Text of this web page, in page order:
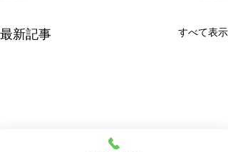
最新記事 すべて表示